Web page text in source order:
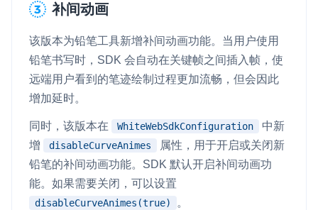
补间动画
该版本为铅笔工具新增补间动画功能。当用户使用
铅笔书写时，SDK 会自动在关键帧之间插入帧，使
远端用户看到的笔迹绘制过程更加流畅，但会因此
增加延时。
同时，该版本在 WhiteWebSdkConfiguration
中新
增
disableCurveAnimes
属性，用于开启或关闭新
铅笔的补间动画功能。SDK 默认开启补间动画功
能。如果需要关闭，可以设置
disableCurveAnimes(true) 。